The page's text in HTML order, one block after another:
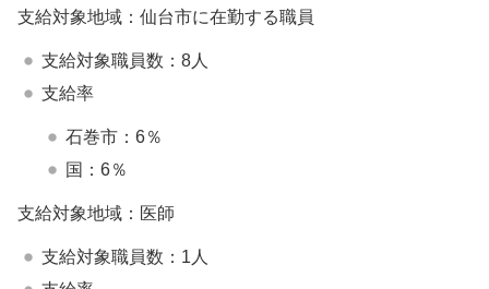
支給対象地域：仙台市に在勤する職員
支給対象職員数：8人
支給率
石巻市：6％
国：6％
支給対象地域：医師
支給対象職員数：1人